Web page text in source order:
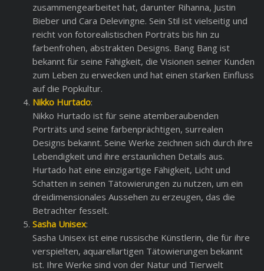
zusammengearbeitet hat, darunter Rihanna, Justin
Bieber und Cara Delevingne. Sein Stil ist vielseitig und
reicht von fotorealistischen Porträts bis hin zu
farbenfrohen, abstrakten Designs. Bang Bang ist
bekannt für seine Fähigkeit, die Visionen seiner Kunden
zum Leben zu erwecken und hat einen starken Einfluss
auf die Popkultur.
Nikko Hurtado:
Nikko Hurtado ist für seine atemberaubenden
Porträts und seine farbenprächtigen, surrealen
Designs bekannt. Seine Werke zeichnen sich durch ihre
Lebendigkeit und ihre erstaunlichen Details aus.
Hurtado hat eine einzigartige Fähigkeit, Licht und
Schatten in seinen Tätowierungen zu nutzen, um ein
dreidimensionales Aussehen zu erzeugen, das die
Betrachter fesselt.
Sasha Unisex:
Sasha Unisex ist eine russische Künstlerin, die für ihre
verspielten, aquarellartigen Tätowierungen bekannt
ist. Ihre Werke sind von der Natur und Tierwelt